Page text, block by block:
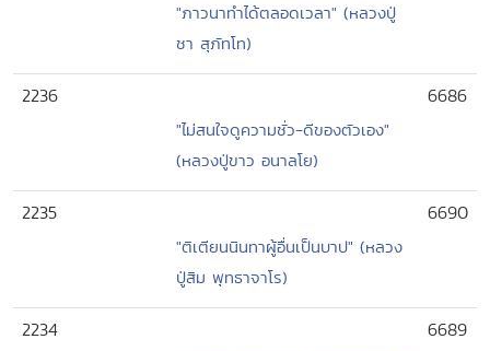
"ภาวนาทำได้ตลอดเวลา" (หลวงปู่
ชา สุภัทโท)
2236
"ไม่สนใจดูความชั่ว-ดีของตัวเอง"
(หลวงปู่ขาว อนาลโย)
6686
2235
"ติเตียนนินทาผู้อื่นเป็นบาป" (หลวง
ปู่สิม พุทธาจาโร)
6690
2234 6689